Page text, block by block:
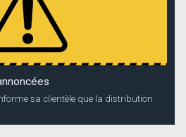
sa clientèle que la distribution